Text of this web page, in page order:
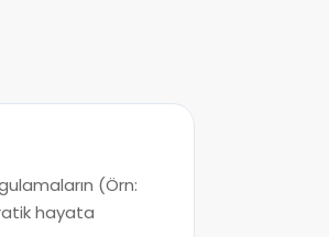
(Örn:
hayata